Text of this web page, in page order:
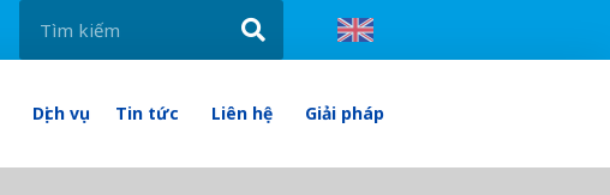
Dịch vụ Tin tức Liên hệ Giải pháp